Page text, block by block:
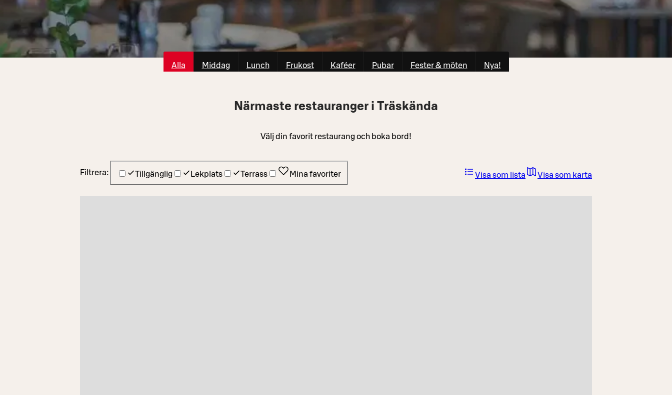
Alla Middag Lunch Frukost Kaféer Pubar Fester & möten Nya!
Närmaste restauranger i Träskända
Välj din favorit restaurang och boka bord!
Filtrera: Tillgänglig Lekplats Terrass Mina favoriter Visa som lista Visa som karta